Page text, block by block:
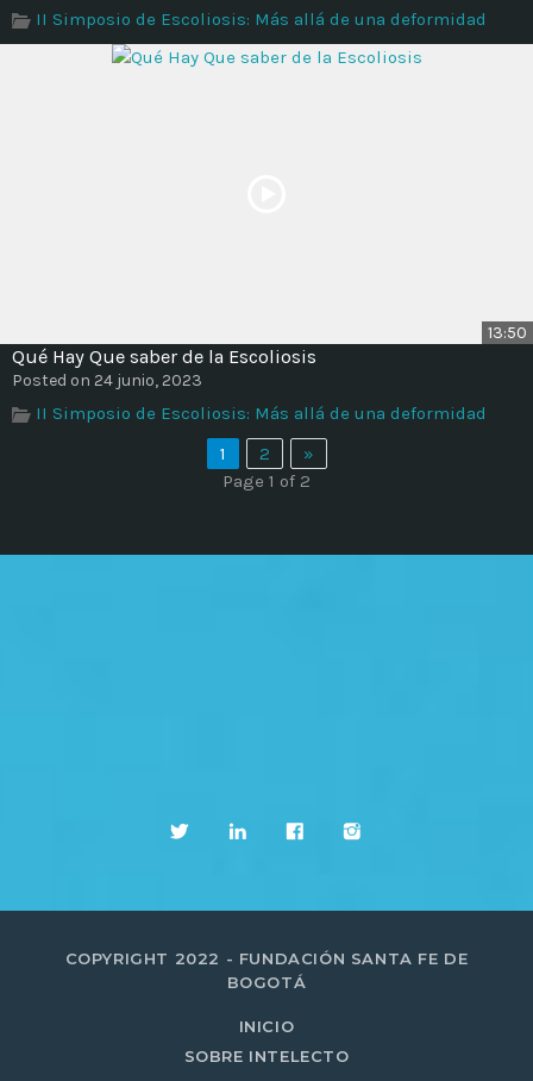
II Simposio de Escoliosis: Más allá de una deformidad
13:50
Qué Hay Que saber de la Escoliosis
Posted on 24 junio, 2023
II Simposio de Escoliosis: Más allá de una deformidad
1
2
»
Page 1 of 2
COPYRIGHT 2022 - FUNDACIÓN SANTA FE DE
BOGOTÁ
INICIO
SOBRE INTELECTO